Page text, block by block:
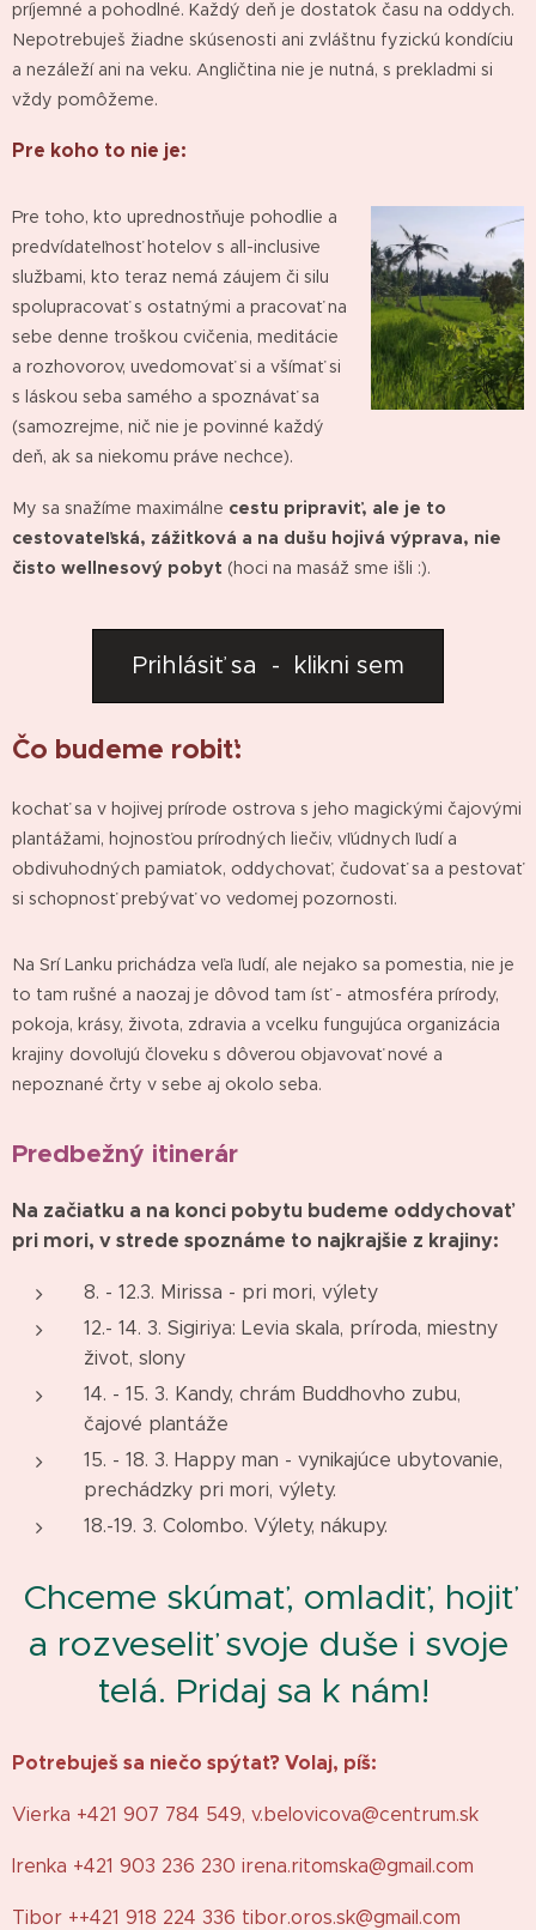
príjemné a pohodlné. Každý deň je dostatok času na oddych.
Nepotrebuješ žiadne skúsenosti ani zvláštnu fyzickú kondíciu
a nezáleží ani na veku. Angličtina nie je nutná, s prekladmi si
vždy pomôžeme.
Pre koho to nie je:
Pre toho, kto uprednostňuje pohodlie a
predvídateľnosť hotelov s all-inclusive
službami, kto teraz nemá záujem či silu
spolupracovať s ostatnými a pracovať na
sebe denne troškou cvičenia, meditácie
a rozhovorov, uvedomovať si a všímať si
s láskou seba samého a spoznávať sa
(samozrejme, nič nie je povinné každý
deň, ak sa niekomu práve nechce).
My sa snažíme maximálne cestu pripraviť, ale je to
cestovateľská, zážitková a na dušu hojivá výprava, nie
čisto wellnesový pobyt (hoci na masáž sme išli :).
Prihlásiť sa - klikni sem
Čo budeme robiť:
kochať sa v hojivej prírode ostrova s jeho magickými čajovými
plantážami, hojnosťou prírodných liečiv, vľúdnych ľudí a
obdivuhodných pamiatok, oddychovať, čudovať sa a pestovať
si schopnosť prebývať vo vedomej pozornosti.
Na Srí Lanku prichádza veľa ľudí, ale nejako sa pomestia, nie je
to tam rušné a naozaj je dôvod tam ísť - atmosféra prírody,
pokoja, krásy, života, zdravia a vcelku fungujúca organizácia
krajiny dovoľujú človeku s dôverou objavovať nové a
nepoznané črty v sebe aj okolo seba.
Predbežný itinerár
Na začiatku a na konci pobytu budeme oddychovať
pri mori, v strede spoznáme to najkrajšie z krajiny:
8. - 12.3. Mirissa - pri mori, výlety
12.- 14. 3. Sigiriya: Levia skala, príroda, miestny
život, slony
14. - 15. 3. Kandy, chrám Buddhovho zubu,
čajové plantáže
15. - 18. 3. Happy man - vynikajúce ubytovanie,
prechádzky pri mori, výlety.
18.-19. 3. Colombo. Výlety, nákupy.
Chceme skúmať, omladiť, hojiť
a rozveseliť svoje duše i svoje
telá. Pridaj sa k nám!
Potrebuješ sa niečo spýtať? Volaj, píš:
Vierka +421 907 784 549, v.belovicova@centrum.sk
Irenka +421 903 236 230 irena.ritomska@gmail.com
Tibor ++421 918 224 336 tibor.oros.sk@gmail.com